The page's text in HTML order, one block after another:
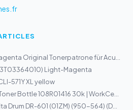
Light-Magenta
571Y XL yellow